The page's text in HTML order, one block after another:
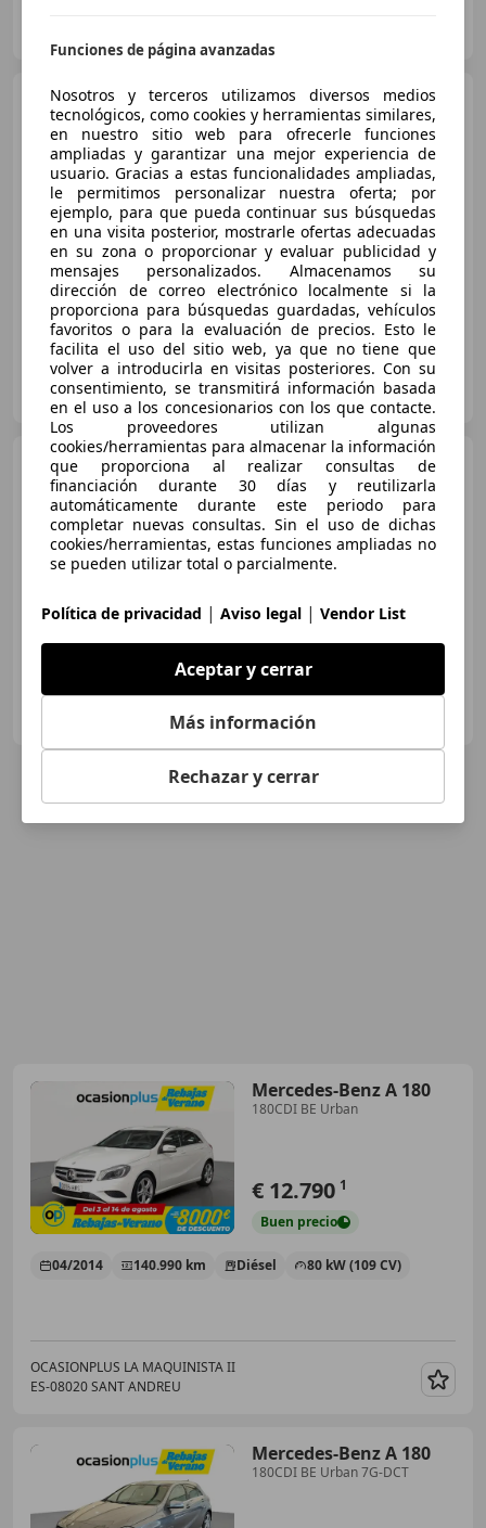
Mercedes-Benz A 180
180CDI BE Urban
€ 12.790
Buen precio
04/2014 140.990 km Diésel 80 kW (109 CV)
OCASIONPLUS LAS ROZAS II
ES-28232 LAS ROZAS
Mercedes-Benz A 180
180CDI BE Urban
€ 14.400
Buen precio
OCASIÓN CARS LAS ROZAS
ES-28230 ROZAS DE MADRID
Mercedes-Benz A 180
180CDI BE Urban
€ 12.790 1
Buen precio
04/2014 140.990 km Diésel 80 kW (109 CV)
OCASIONPLUS LA MAQUINISTA II
ES-08020 SANT ANDREU
Mercedes-Benz A 180
180CDI BE Urban 7G-DCT
Funciones de página avanzadas
Nosotros y terceros utilizamos diversos medios
tecnológicos, como cookies y herramientas similares,
en nuestro sitio web para ofrecerle funciones
ampliadas y garantizar una mejor experiencia de
usuario. Gracias a estas funcionalidades ampliadas,
le permitimos personalizar nuestra oferta; por
ejemplo, para que pueda continuar sus búsquedas
en una visita posterior, mostrarle ofertas adecuadas
en su zona o proporcionar y evaluar publicidad y
mensajes personalizados. Almacenamos su
dirección de correo electrónico localmente si la
proporciona para búsquedas guardadas, vehículos
favoritos o para la evaluación de precios. Esto le
facilita el uso del sitio web, ya que no tiene que
volver a introducirla en visitas posteriores. Con su
consentimiento, se transmitirá información basada
en el uso a los concesionarios con los que contacte.
Los proveedores utilizan algunas
cookies/herramientas para almacenar la información
que proporciona al realizar consultas de
financiación durante 30 días y reutilizarla
automáticamente durante este periodo para
completar nuevas consultas. Sin el uso de dichas
cookies/herramientas, estas funciones ampliadas no
se pueden utilizar total o parcialmente.
Política de privacidad | Aviso legal | Vendor List
Aceptar y cerrar
Más información
Rechazar y cerrar